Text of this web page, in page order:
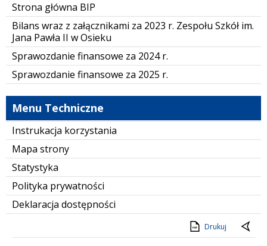
Strona główna BIP
Bilans wraz z załącznikami za 2023 r. Zespołu Szkół im.
Jana Pawła II w Osieku
Sprawozdanie finansowe za 2024 r.
Sprawozdanie finansowe za 2025 r.
Menu Techniczne
Instrukacja korzystania
Mapa strony
Statystyka
Polityka prywatności
Deklaracja dostępności
Drukuj